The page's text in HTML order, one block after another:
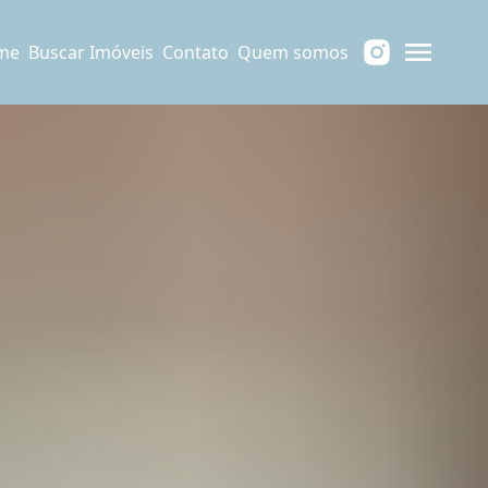
Buscar Imóveis Contato Quem somos